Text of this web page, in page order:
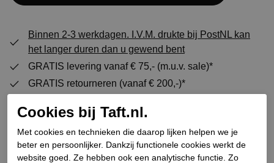
Binnen 2-3 werkdagen. I.V.M. drukte bij PostNL kan
het langer duren dan u gewend bent
GRATIS levering vanaf € 75,- (m.u.v. sale)*
GRATIS retourneren (vanaf € 200,-)*
Specificaties
Cookies bij Taft.nl.
Met cookies en technieken die daarop lijken helpen we je
beter en persoonlijker. Dankzij functionele cookies werkt de
website goed. Ze hebben ook een analytische functie. Zo